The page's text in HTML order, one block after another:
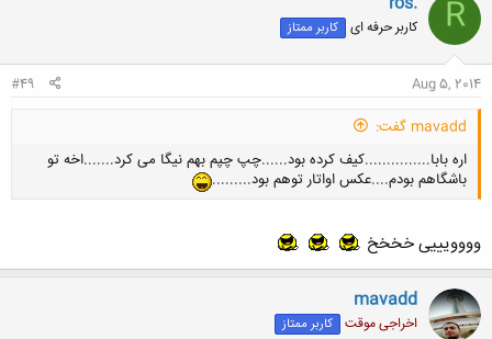
و بعدش معدلو.........و بعدش اگه جایی شرط معدل داشته باشه واسه استخدام
کار یه نفر دیگه میشه مال ما
..........و بعد چون کلا متقلبیم بازم تقلب می
کنیمو
میشه این که هیشکی پاسخ گو نیست
حالا فهمیدی چقد تقلب بده
تو منو کشتی عاموووووو
R کاربر حرفه ای کاربر ممتاز
Aug 5, 2014
#49
mavadd گفت:
اره بابا...............کیف کرده بود......چپ چپم بهم نیگا می کرد.......اخه تو
باشگاهم بودم....عکس اواتار توهم بود.........
وووویییی خخخخ
mavadd
اخراجی موقت کاربر ممتاز